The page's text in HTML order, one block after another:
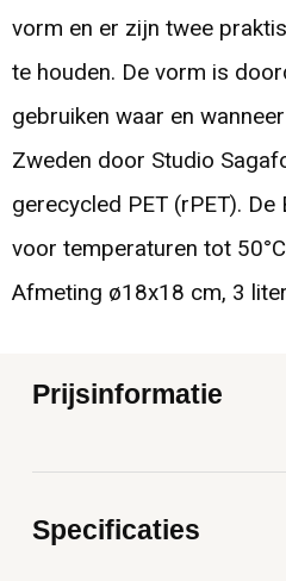
vorm en er zijn twee
te houden. De vorm is
gebruiken waar en
Zweden door Studio
gerecycled PET (rPET).
voor temperaturen tot
Afmeting ø18x18 cm, 3
Prijsinformatie
Specificaties